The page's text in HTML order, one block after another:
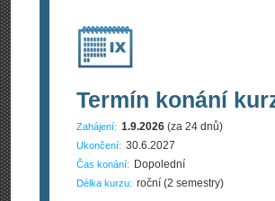
Termín konání
Zahájení: 1.9.2026 (za 24 dnů)
Ukončení: 30.6.2027
Čas konání: Dopolední
Délka kurzu: roční (2 semestry)